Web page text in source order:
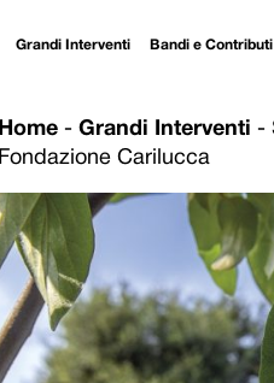
Grandi Interventi Bandi e Contributi
Home - Grandi Interventi -
Fondazione Carilucca